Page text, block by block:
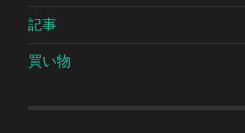
記事
買い物